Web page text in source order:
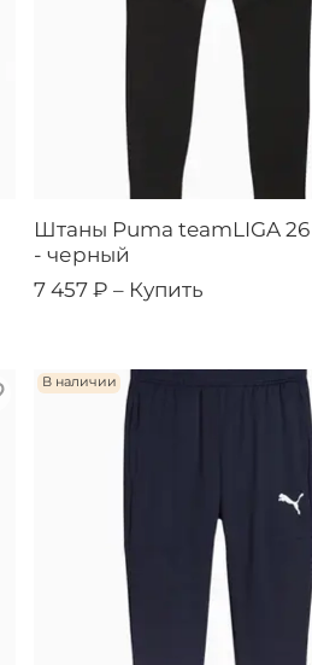
Штаны Puma teamLIGA
- черный
7 457 ₽ – Купить
В наличии